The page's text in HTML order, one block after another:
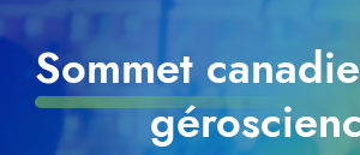
Sommet